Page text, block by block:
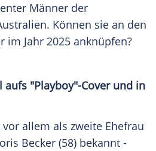
Männer der
Können sie an den
im Jahr 2025 anknüpfen?
aufs "Playboy"-Cover und in
allem als zweite Ehefrau
Becker (58) bekannt -